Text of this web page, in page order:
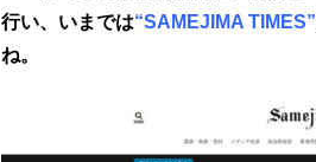
行い、いまでは“SAMEJIMA TIMES”
ね。